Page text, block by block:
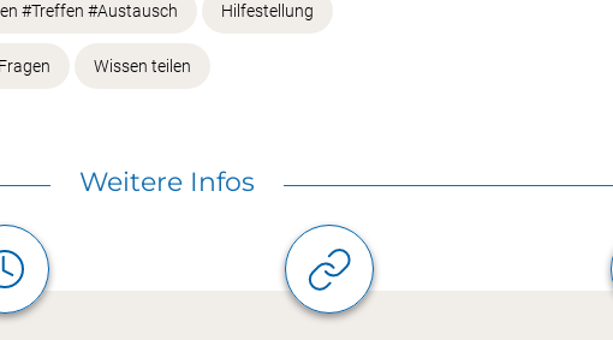
#Treffen #Austausch Hilfestellung
Wissen teilen
Weitere Infos